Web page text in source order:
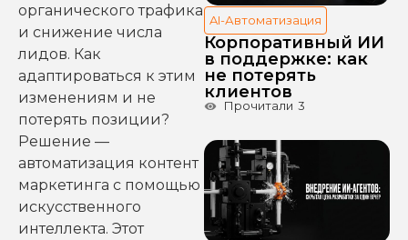
органического трафика
и снижение числа
лидов. Как
адаптироваться к этим
изменениям и не
потерять позиции?
Решение —
автоматизация контент
маркетинга с помощью
искусственного
интеллекта. Этот
AI-Автоматизация
Корпоративный ИИ
в поддержке: как
не потерять
клиентов
Прочитали 3